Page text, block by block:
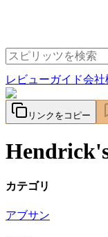
レビューガイド会社
リンクをコピー
カテゴリ
アブサン